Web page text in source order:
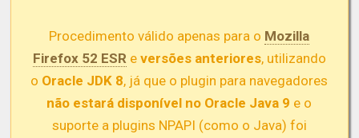
Procedimento válido apenas para o Mozilla
Firefox 52 ESR e versões anteriores, utilizando
o Oracle JDK 8, já que o plugin para navegadores
não estará disponível no Oracle Java 9 e o
suporte a plugins NPAPI (como o Java) foi